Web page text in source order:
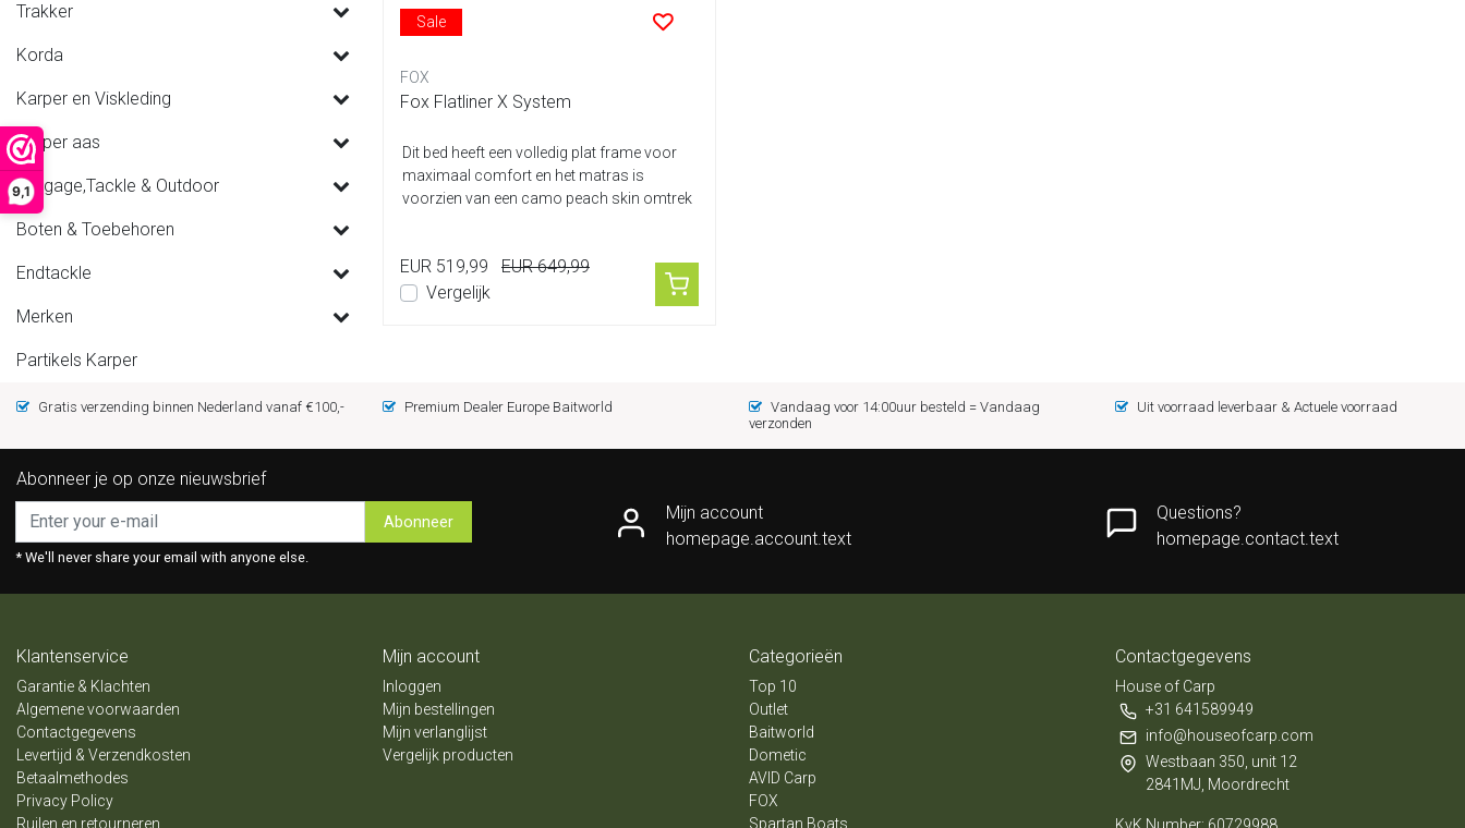
9,1
Trakker
Korda
Karper en Viskleding
Karper aas
Luggage,Tackle & Outdoor
Boten & Toebehoren
Endtackle
Merken
Partikels Karper
Sale
FOX
Fox Flatliner X System
Dit bed heeft een volledig plat frame voor
maximaal comfort en het matras is
voorzien van een camo peach skin omtrek
EUR 519,99
EUR 649,99
Vergelijk
Gratis verzending binnen Nederland vanaf €100,- Premium Dealer Europe Baitworld
Vandaag voor 14:00uur besteld = Vandaag
verzonden
Uit voorraad leverbaar & Actuele voorraad
Abonneer je op onze nieuwsbrief
Abonneer
* We'll never share your email with anyone else.
Mijn account
homepage.account.text
Questions?
homepage.contact.text
Klantenservice
Garantie & Klachten
Algemene voorwaarden
Contactgegevens
Levertijd & Verzendkosten
Betaalmethodes
Privacy Policy
Ruilen en retourneren
Mijn account
Inloggen
Mijn bestellingen
Mijn verlanglijst
Vergelijk producten
Categorieën
Top 10
Outlet
Baitworld
Dometic
AVID Carp
FOX
Spartan Boats
Contactgegevens
House of Carp
+31 641589949
info@houseofcarp.com
Westbaan 350, unit 12
2841MJ, Moordrecht